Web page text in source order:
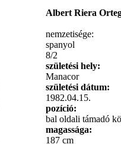
Albert Riera
nemzetisége:
spanyol
8/2
születési hely:
Manacor
születési dátum:
1982.04.15.
pozíció:
bal oldali támadó
magassága:
187 cm